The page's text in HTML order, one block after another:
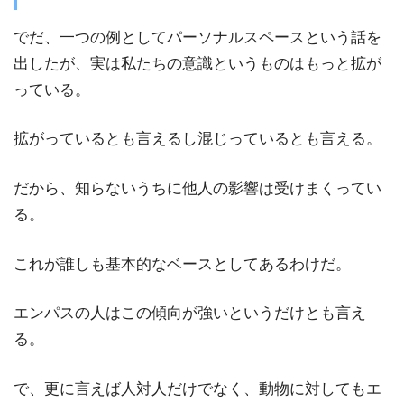
でだ、一つの例としてパーソナルスペースという話を
出したが、実は私たちの意識というものはもっと拡が
っている。
拡がっているとも言えるし混じっているとも言える。
だから、知らないうちに他人の影響は受けまくってい
る。
これが誰しも基本的なベースとしてあるわけだ。
エンパスの人はこの傾向が強いというだけとも言え
る。
で、更に言えば人対人だけでなく、動物に対してもエ